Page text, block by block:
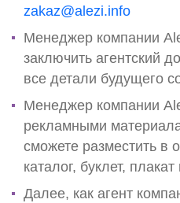
zakaz@alezi.info
Менеджер компании
заключить агентский
все детали будущего
Менеджер компании
рекламными
сможете разместить в
каталог, буклет, плакат
Далее, как агент